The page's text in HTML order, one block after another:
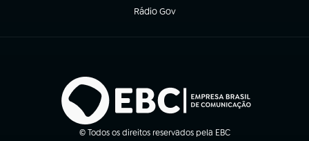
Rádio Gov
(abre em nova aba)
© Todos os direitos reservados pela EBC